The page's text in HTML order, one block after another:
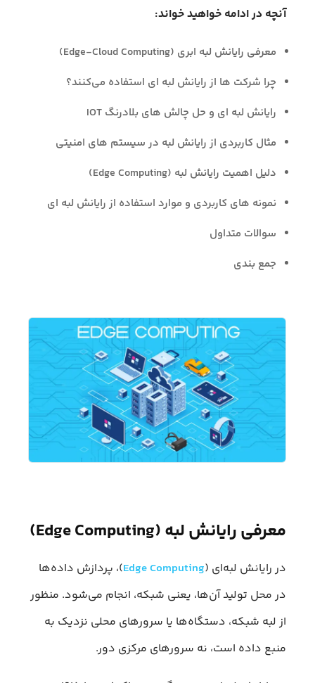
آنچه در ادامه خواهید خواند:
معرفی رایانش لبه ابری (Edge-Cloud Computing)
چرا شرکت‌ ها از رایانش لبه ای استفاده می‌کنند؟
رایانش لبه ای و حل چالش‌ های بلادرنگ IOT
مثال کاربردی از رایانش لبه در سیستم‌ های امنیتی
دلیل اهمیت رایانش لبه (Edge Computing)
نمونه های کاربردی و موارد استفاده از رایانش لبه ای
سوالات متداول
جمع بندی
معرفی رایانش لبه (Edge Computing)
در رایانش لبه‌ای (Edge Computing)، پردازش داده‌ها
در محل تولید آن‌ها، یعنی شبکه، انجام می‌شود. منظور
از لبه شبکه، دستگاه‌ها یا سرورهای محلی نزدیک به
منبع داده است، نه سرورهای مرکزی دور.